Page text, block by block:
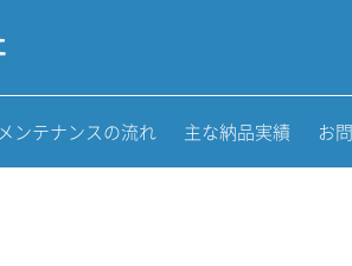
メンテナンスの流れ 主な納品実績 お